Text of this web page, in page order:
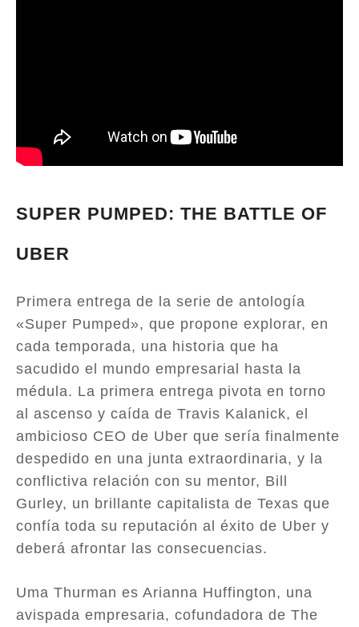
SUPER PUMPED: THE BATTLE OF
UBER
Primera entrega de la serie de antología
«Super Pumped», que propone explorar, en
cada temporada, una historia que ha
sacudido el mundo empresarial hasta la
médula. La primera entrega pivota en torno
al ascenso y caída de Travis Kalanick, el
ambicioso CEO de Uber que sería finalmente
despedido en una junta extraordinaria, y la
conflictiva relación con su mentor, Bill
Gurley, un brillante capitalista de Texas que
confía toda su reputación al éxito de Uber y
deberá afrontar las consecuencias.
Uma Thurman es Arianna Huffington, una
avispada empresaria, cofundadora de The